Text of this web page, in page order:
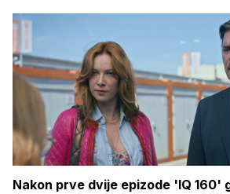
Nakon prve dvije epizode 'IQ 160'